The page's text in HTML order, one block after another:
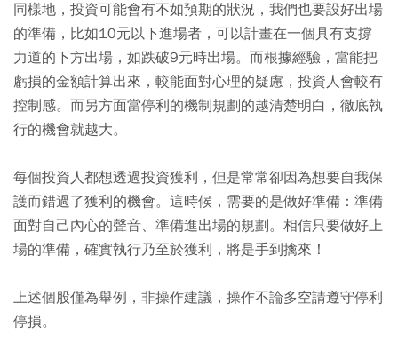
同樣地，投資可能會有不如預期的狀況，我們也要設好出場
的準備，比如10元以下進場者，可以計畫在一個具有支撐
力道的下方出場，如跌破9元時出場。而根據經驗，當能把
虧損的金額計算出來，較能面對心理的疑慮，投資人會較有
控制感。而另方面當停利的機制規劃的越清楚明白，徹底執
行的機會就越大。
每個投資人都想透過投資獲利，但是常常卻因為想要自我保
護而錯過了獲利的機會。這時候，需要的是做好準備：準備
面對自己內心的聲音、準備進出場的規劃。相信只要做好上
場的準備，確實執行乃至於獲利，將是手到擒來！
上述個股僅為舉例，非操作建議，操作不論多空請遵守停利
停損。